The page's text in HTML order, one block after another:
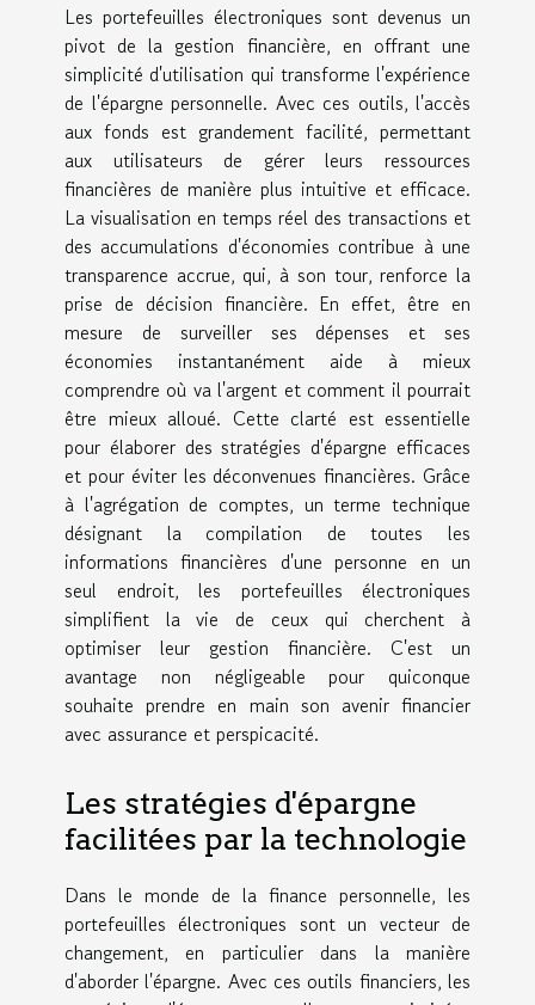
Les portefeuilles électroniques sont devenus un
pivot de la gestion financière, en offrant une
simplicité d'utilisation qui transforme l'expérience
de l'épargne personnelle. Avec ces outils, l'accès
aux fonds est grandement facilité, permettant
aux utilisateurs de gérer leurs ressources
financières de manière plus intuitive et efficace.
La visualisation en temps réel des transactions et
des accumulations d'économies contribue à une
transparence accrue, qui, à son tour, renforce la
prise de décision financière. En effet, être en
mesure de surveiller ses dépenses et ses
économies instantanément aide à mieux
comprendre où va l'argent et comment il pourrait
être mieux alloué. Cette clarté est essentielle
pour élaborer des stratégies d'épargne efficaces
et pour éviter les déconvenues financières. Grâce
à l'agrégation de comptes, un terme technique
désignant la compilation de toutes les
informations financières d'une personne en un
seul endroit, les portefeuilles électroniques
simplifient la vie de ceux qui cherchent à
optimiser leur gestion financière. C'est un
avantage non négligeable pour quiconque
souhaite prendre en main son avenir financier
avec assurance et perspicacité.
Les stratégies d'épargne
facilitées par la technologie
Dans le monde de la finance personnelle, les
portefeuilles électroniques sont un vecteur de
changement, en particulier dans la manière
d'aborder l'épargne. Avec ces outils financiers, les